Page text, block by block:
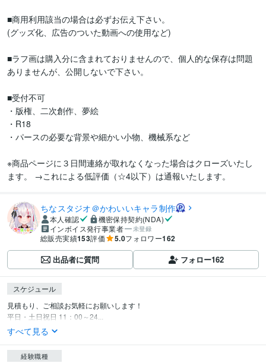
■商用利用該当の場合は必ずお伝え下さい。
(グッズ化、広告のついた動画への使用など)
■ラフ画は購入分に含まれておりませんので、個人的な保存は問題
ありませんが、公開しないで下さい。
■受付不可
・版権、二次創作、夢絵
・R18
・パースの必要な背景や細かい小物、機械系など
※商品ページに３日間連絡が取れなくなった場合はクローズいたし
ます。 →これによる低評価（☆4以下）は通報いたします。
ちなスタジオ＠かわいいキャラ制作
本人確認
機密保持契約(NDA)
インボイス発行事業者
未登録
総販売実績153評価 5.0フォロワー162
出品者に質問 フォロー162
スケジュール
見積もり、ご相談お気軽にお願いします！
平日・土日祝日 11：00～24...
すべて見る
経験職種